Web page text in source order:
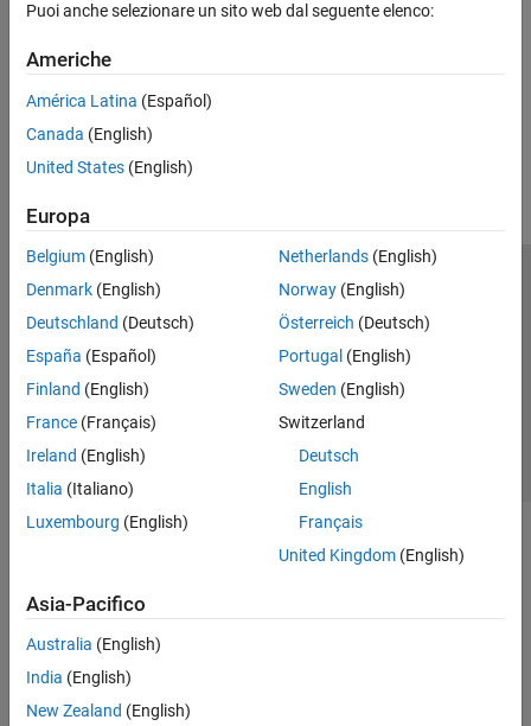
Puoi anche selezionare un sito web dal seguente elenco:
Americhe
América Latina (Español)
Canada (English)
United States (English)
Europa
Belgium (English)
Denmark (English)
Deutschland (Deutsch)
España (Español)
Finland (English)
France (Français)
Ireland (English)
Italia (Italiano)
Luxembourg (English)
Netherlands(English)
Norway(English)
Österreich (Deutsch)
Portugal (English)
Sweden (English)
Switzerland
Deutsch
English
Français
United Kingdom(English)
Asia-Pacifico
Australia (English)
India (English)
New Zealand (English)
Centro di fiducia
Informativa sulla privacy
Antipirateria
Stato dell'applicazione
Contatti
© 1994-2026 The MathWorks, Inc.